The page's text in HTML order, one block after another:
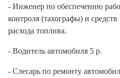
- Инженер по обеспечению
контроля (тахографы) и
расхода топлива.
- Водитель автомобиля 5 р.
- Слесарь по ремонту